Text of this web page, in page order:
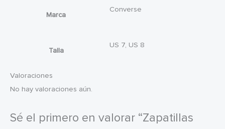
Marca
Converse
Talla
US 7, US 8
Valoraciones
No hay valoraciones aún.
Sé el primero en valorar “Zapatillas